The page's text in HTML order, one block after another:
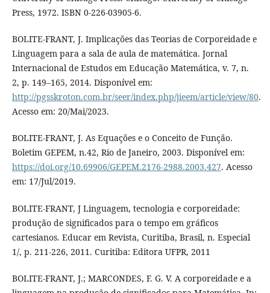
Press, 1972. ISBN 0-226-03905-6.
BOLITE-FRANT, J. Implicações das Teorias de Corporeidade e
Linguagem para a sala de aula de matemática. Jornal
Internacional de Estudos em Educação Matemática, v. 7, n.
2, p. 149–165, 2014. Disponível em:
http://pgsskroton.com.br/seer/index.php/jieem/article/view/80.
Acesso em: 20/Mai/2023.
BOLITE-FRANT, J. As Equações e o Conceito de Função.
Boletim GEPEM, n.42, Rio de Janeiro, 2003. Disponível em:
https://doi.org/10.69906/GEPEM.2176-2988.2003.427. Acesso
em: 17/Jul/2019.
BOLITE-FRANT, J Linguagem, tecnologia e corporeidade:
produção de significados para o tempo em gráficos
cartesianos. Educar em Revista, Curitiba, Brasil, n. Especial
1/, p. 211-­226, 2011. Curitiba: Editora UFPR, 2011
BOLITE-FRANT, J.; MARCONDES, F. G. V. A corporeidade e a